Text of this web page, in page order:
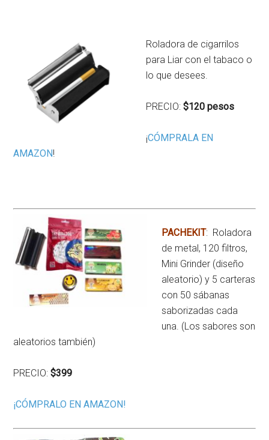
Roladora de cigarrilos
para Liar con el tabaco o
lo que desees.
PRECIO:$120 pesos
¡CÓMPRALA EN
AMAZON!
PACHEKIT: Roladora
de metal, 120 filtros,
Mini Grinder (diseño
aleatorio) y 5 carteras
con 50 sábanas
saborizadas cada
una. (Los sabores son
aleatorios también)
PRECIO:$399
¡CÓMPRALO EN AMAZON!